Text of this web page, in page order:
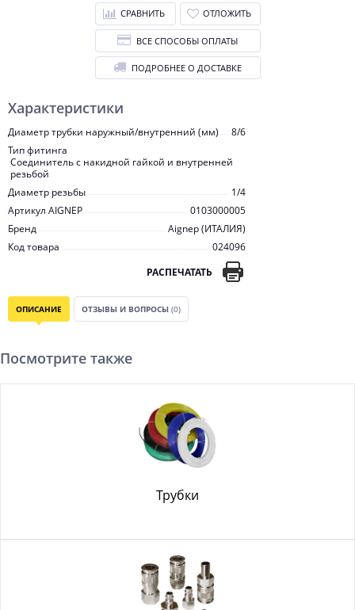
Характеристики
Диаметр трубки наружный/внутренний (мм)
8/6
Тип фитинга
Соединитель с накидной гайкой и внутренней
резьбой
Диаметр резьбы
1/4
Артикул AIGNEP
0103000005
Бренд
Aignep (ИТАЛИЯ)
Код товара
024096
РАСПЕЧАТАТЬ
СРАВНИТЬ ОТЛОЖИТЬ
ВСЕ СПОСОБЫ ОПЛАТЫ
ПОДРОБНЕЕ О ДОСТАВКЕ
ОПИСАНИЕ ОТЗЫВЫ И ВОПРОСЫ (0)
Посмотрите также
Трубки